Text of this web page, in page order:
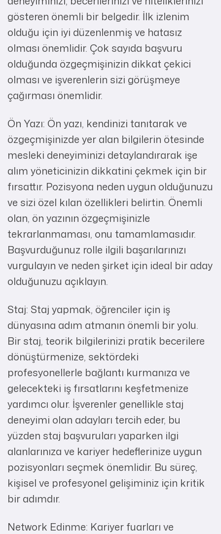
gösteren önemli bir belgedir. İlk izlenim
olduğu için iyi düzenlenmiş ve hatasız
olması önemlidir. Çok sayıda başvuru
olduğunda özgeçmişinizin dikkat çekici
olması ve işverenlerin sizi görüşmeye
çağırması önemlidir.
Ön Yazı: Ön yazı, kendinizi tanıtarak ve
özgeçmişinizde yer alan bilgilerin ötesinde
mesleki deneyiminizi detaylandırarak işe
alım yöneticinizin dikkatini çekmek için bir
fırsattır. Pozisyona neden uygun olduğunuzu
ve sizi özel kılan özellikleri belirtin. Önemli
olan, ön yazının özgeçmişinizle
tekrarlanmaması, onu tamamlamasıdır.
Başvurduğunuz rolle ilgili başarılarınızı
vurgulayın ve neden şirket için ideal bir aday
olduğunuzu açıklayın.
Staj: Staj yapmak, öğrenciler için iş
dünyasına adım atmanın önemli bir yolu.
Bir staj, teorik bilgilerinizi pratik becerilere
dönüştürmenize, sektördeki
profesyonellerle bağlantı kurmanıza ve
gelecekteki iş fırsatlarını keşfetmenize
yardımcı olur. İşverenler genellikle staj
deneyimi olan adayları tercih eder, bu
yüzden staj başvuruları yaparken ilgi
alanlarınıza ve kariyer hedeflerinize uygun
pozisyonları seçmek önemlidir. Bu süreç,
kişisel ve profesyonel gelişiminiz için kritik
bir adımdır.
Network Edinme: Kariyer fuarları ve